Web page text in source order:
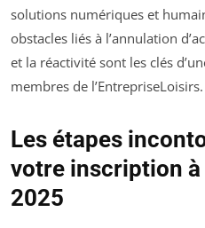
solutions numériques et
obstacles liés à l’annulation
et la réactivité sont les clés
membres de l’EntrepriseLoisirs.
Les étapes
votre inscription à
2025